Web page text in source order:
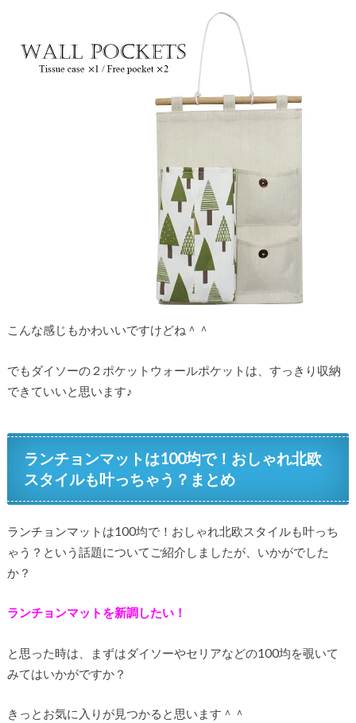
こんな感じもかわいいですけどね＾＾
でもダイソーの２ポケットウォールポケットは、すっきり収納
できていいと思います♪
ランチョンマットは100均で！おしゃれ北欧
スタイルも叶っちゃう？まとめ
ランチョンマットは100均で！おしゃれ北欧スタイルも叶っち
ゃう？という話題についてご紹介しましたが、いかがでした
か？
ランチョンマットを新調したい！
と思った時は、まずはダイソーやセリアなどの100均を覗いて
みてはいかがですか？
きっとお気に入りが見つかると思います＾＾